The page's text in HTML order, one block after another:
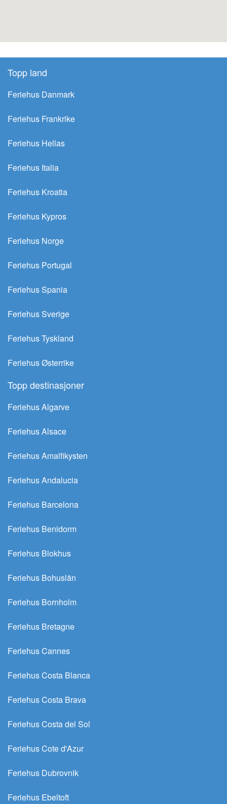
Topp land
Feriehus Danmark
Feriehus Frankrike
Feriehus Hellas
Feriehus Italia
Feriehus Kroatia
Feriehus Kypros
Feriehus Norge
Feriehus Portugal
Feriehus Spania
Feriehus Sverige
Feriehus Tyskland
Feriehus Østerrike
Topp destinasjoner
Feriehus Algarve
Feriehus Alsace
Feriehus Amalfikysten
Feriehus Andalucia
Feriehus Barcelona
Feriehus Benidorm
Feriehus Blokhus
Feriehus Bohuslän
Feriehus Bornholm
Feriehus Bretagne
Feriehus Cannes
Feriehus Costa Blanca
Feriehus Costa Brava
Feriehus Costa del Sol
Feriehus Cote d'Azur
Feriehus Dubrovnik
Feriehus Ebeltoft